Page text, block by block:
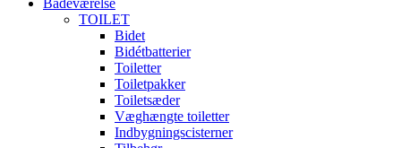
Badeværelse
TOILET
Bidet
Bidétbatterier
Toiletter
Toiletpakker
Toiletsæder
Væghængte toiletter
Indbygningscisterner